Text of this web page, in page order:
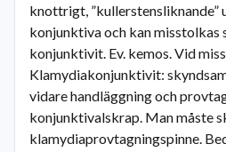
knottrigt, ”kullerstensliknande”
konjunktiva och kan misstolkas
konjunktivit. Ev. kemos. Vid
Klamydiakonjunktivit:
vidare handläggning och
konjunktivalskrap. Man måste
klamydiaprovtagningspinne.